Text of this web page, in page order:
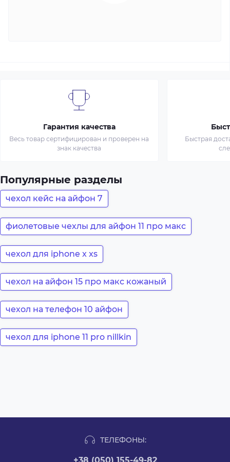
Гарантия качества
Весь товар сертифицирован и проверен на
знак качества
Быстрая
Популярные разделы
чехол кейс на айфон 7
фиолетовые чехлы для айфон 11 про макс
чехол для iphone x xs
чехол на айфон 15 про макс кожаный
чехол на телефон 10 айфон
чехол для iphone 11 pro nillkin
ТЕЛЕФОНЫ: